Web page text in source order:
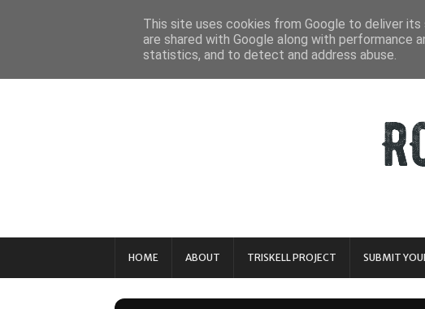
HOME ABOUT TRISKELL PROJECT SUBMIT
This site uses cookies from Google to deliver
are shared with Google along with performance
statistics, and to detect and address abuse.